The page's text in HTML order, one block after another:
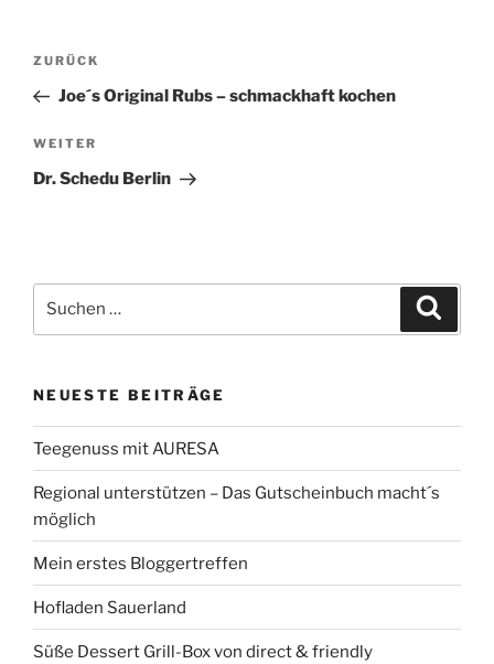
Beitragsnavigation
Vorheriger
Beitrag
ZURÜCK
Joe´s Original Rubs – schmackhaft kochen
Nächster
Beitrag
WEITER
Dr. Schedu Berlin
nach:
NEUESTE BEITRÄGE
Teegenuss mit AURESA
Regional unterstützen – Das Gutscheinbuch macht´s
möglich
Mein erstes Bloggertreffen
Hofladen Sauerland
Süße Dessert Grill-Box von direct & friendly